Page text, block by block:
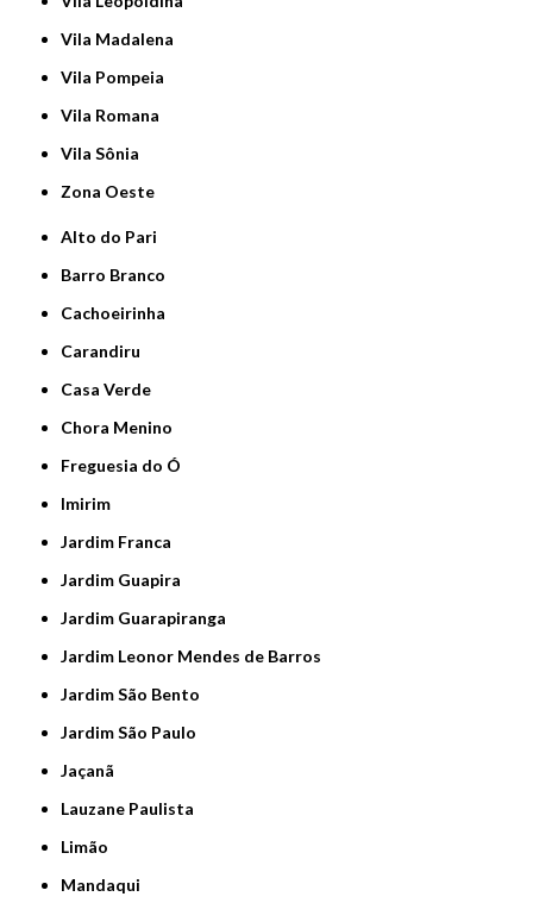
Vila Madalena
Vila Pompeia
Vila Romana
Vila Sônia
Zona Oeste
Alto do Pari
Barro Branco
Cachoeirinha
Carandiru
Casa Verde
Chora Menino
Freguesia do Ó
Imirim
Jardim Franca
Jardim Guapira
Jardim Guarapiranga
Jardim Leonor Mendes de Barros
Jardim São Bento
Jardim São Paulo
Jaçanã
Lauzane Paulista
Limão
Mandaqui